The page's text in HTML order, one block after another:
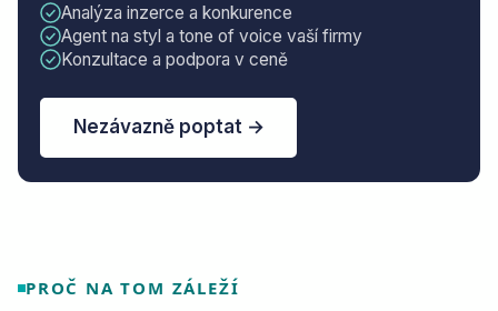
Analýza inzerce a konkurence
Agent na styl a tone of voice vaší firmy
Konzultace a podpora v ceně
Nezávazně poptat →
PROČ NA TOM ZÁLEŽÍ